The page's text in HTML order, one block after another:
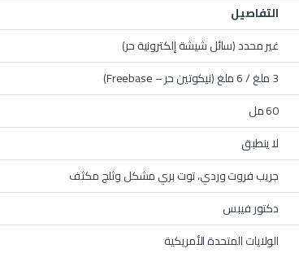
التفاصيل
غير محدد (سائل شيشة إلكترونية حر)
3 ملغ / 6 ملغ (نيكوتين حر – Freebase)
60 مل
لا ينطبق
جريب فروت وردي، توت بري مشكل وثلج مكثف
دكتور فيبس
الولايات المتحدة الأمريكية